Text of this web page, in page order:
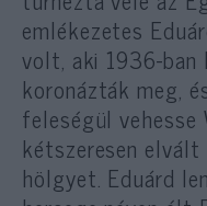
emlékezetes
volt, aki 1936-ban
koronázták meg,
feleségül
kétszeresen
hölgyet. Eduárd